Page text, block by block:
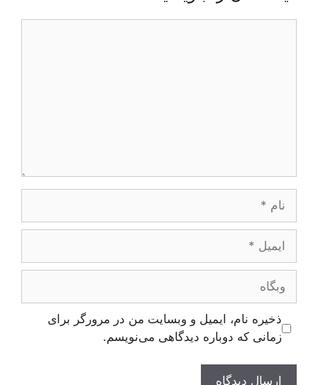
ایمیل
وبگاه
ذخیره نام، ایمیل و وبسایت من در مرورگر برای
زمانی که دوباره دیدگاهی می‌نویسم.